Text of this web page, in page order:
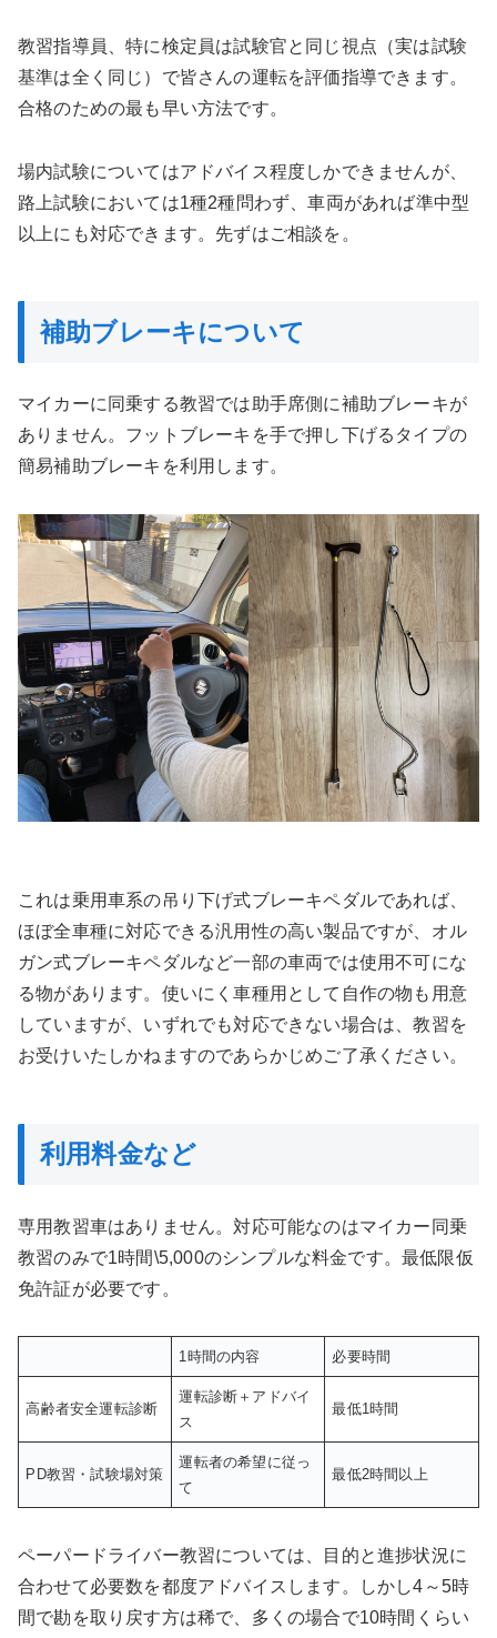
教習指導員、特に検定員は試験官と同じ視点（実は試験
基準は全く同じ）で皆さんの運転を評価指導できます。
合格のための最も早い方法です。
場内試験についてはアドバイス程度しかできませんが、
路上試験においては1種2種問わず、車両があれば準中型
以上にも対応できます。先ずはご相談を。
補助ブレーキについて
マイカーに同乗する教習では助手席側に補助ブレーキが
ありません。フットブレーキを手で押し下げるタイプの
簡易補助ブレーキを利用します。
これは乗用車系の吊り下げ式ブレーキペダルであれば、
ほぼ全車種に対応できる汎用性の高い製品ですが、オル
ガン式ブレーキペダルなど一部の車両では使用不可にな
る物があります。使いにく車種用として自作の物も用意
していますが、いずれでも対応できない場合は、教習を
お受けいたしかねますのであらかじめご了承ください。
利用料金など
専用教習車はありません。対応可能なのはマイカー同乗
教習のみで1時間\5,000のシンプルな料金です。最低限仮
免許証が必要です。
1時間の内容 必要時間
高齢者安全運転診断
運転診断＋アドバイ
ス
最低1時間
PD教習・試験場対策
運転者の希望に従っ
て
最低2時間以上
ペーパードライバー教習については、目的と進捗状況に
合わせて必要数を都度アドバイスします。しかし4～5時
間で勘を取り戻す方は稀で、多くの場合で10時間くらい